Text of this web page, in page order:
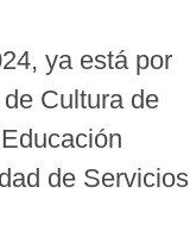
ya está por
Cultura de
de Servicios